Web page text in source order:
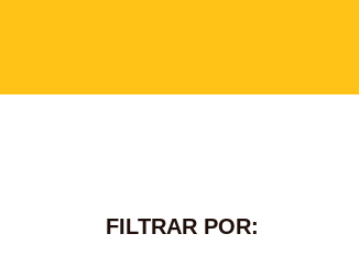
FILTRAR POR: